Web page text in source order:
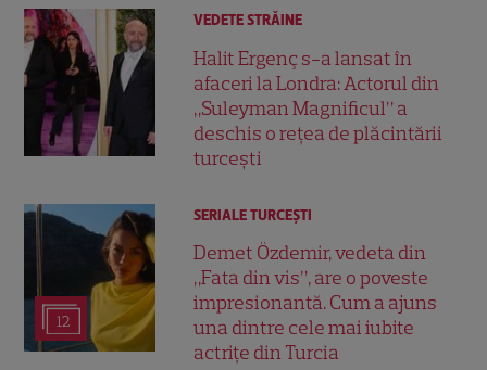
VEDETE STRĂINE
Halit Ergenç s-a lansat în
afaceri la Londra: Actorul din
„Suleyman Magnificul” a
deschis o rețea de plăcintării
turcești
12
SERIALE TURCEŞTI
Demet Özdemir, vedeta din
„Fata din vis”, are o poveste
impresionantă. Cum a ajuns
una dintre cele mai iubite
actrițe din Turcia